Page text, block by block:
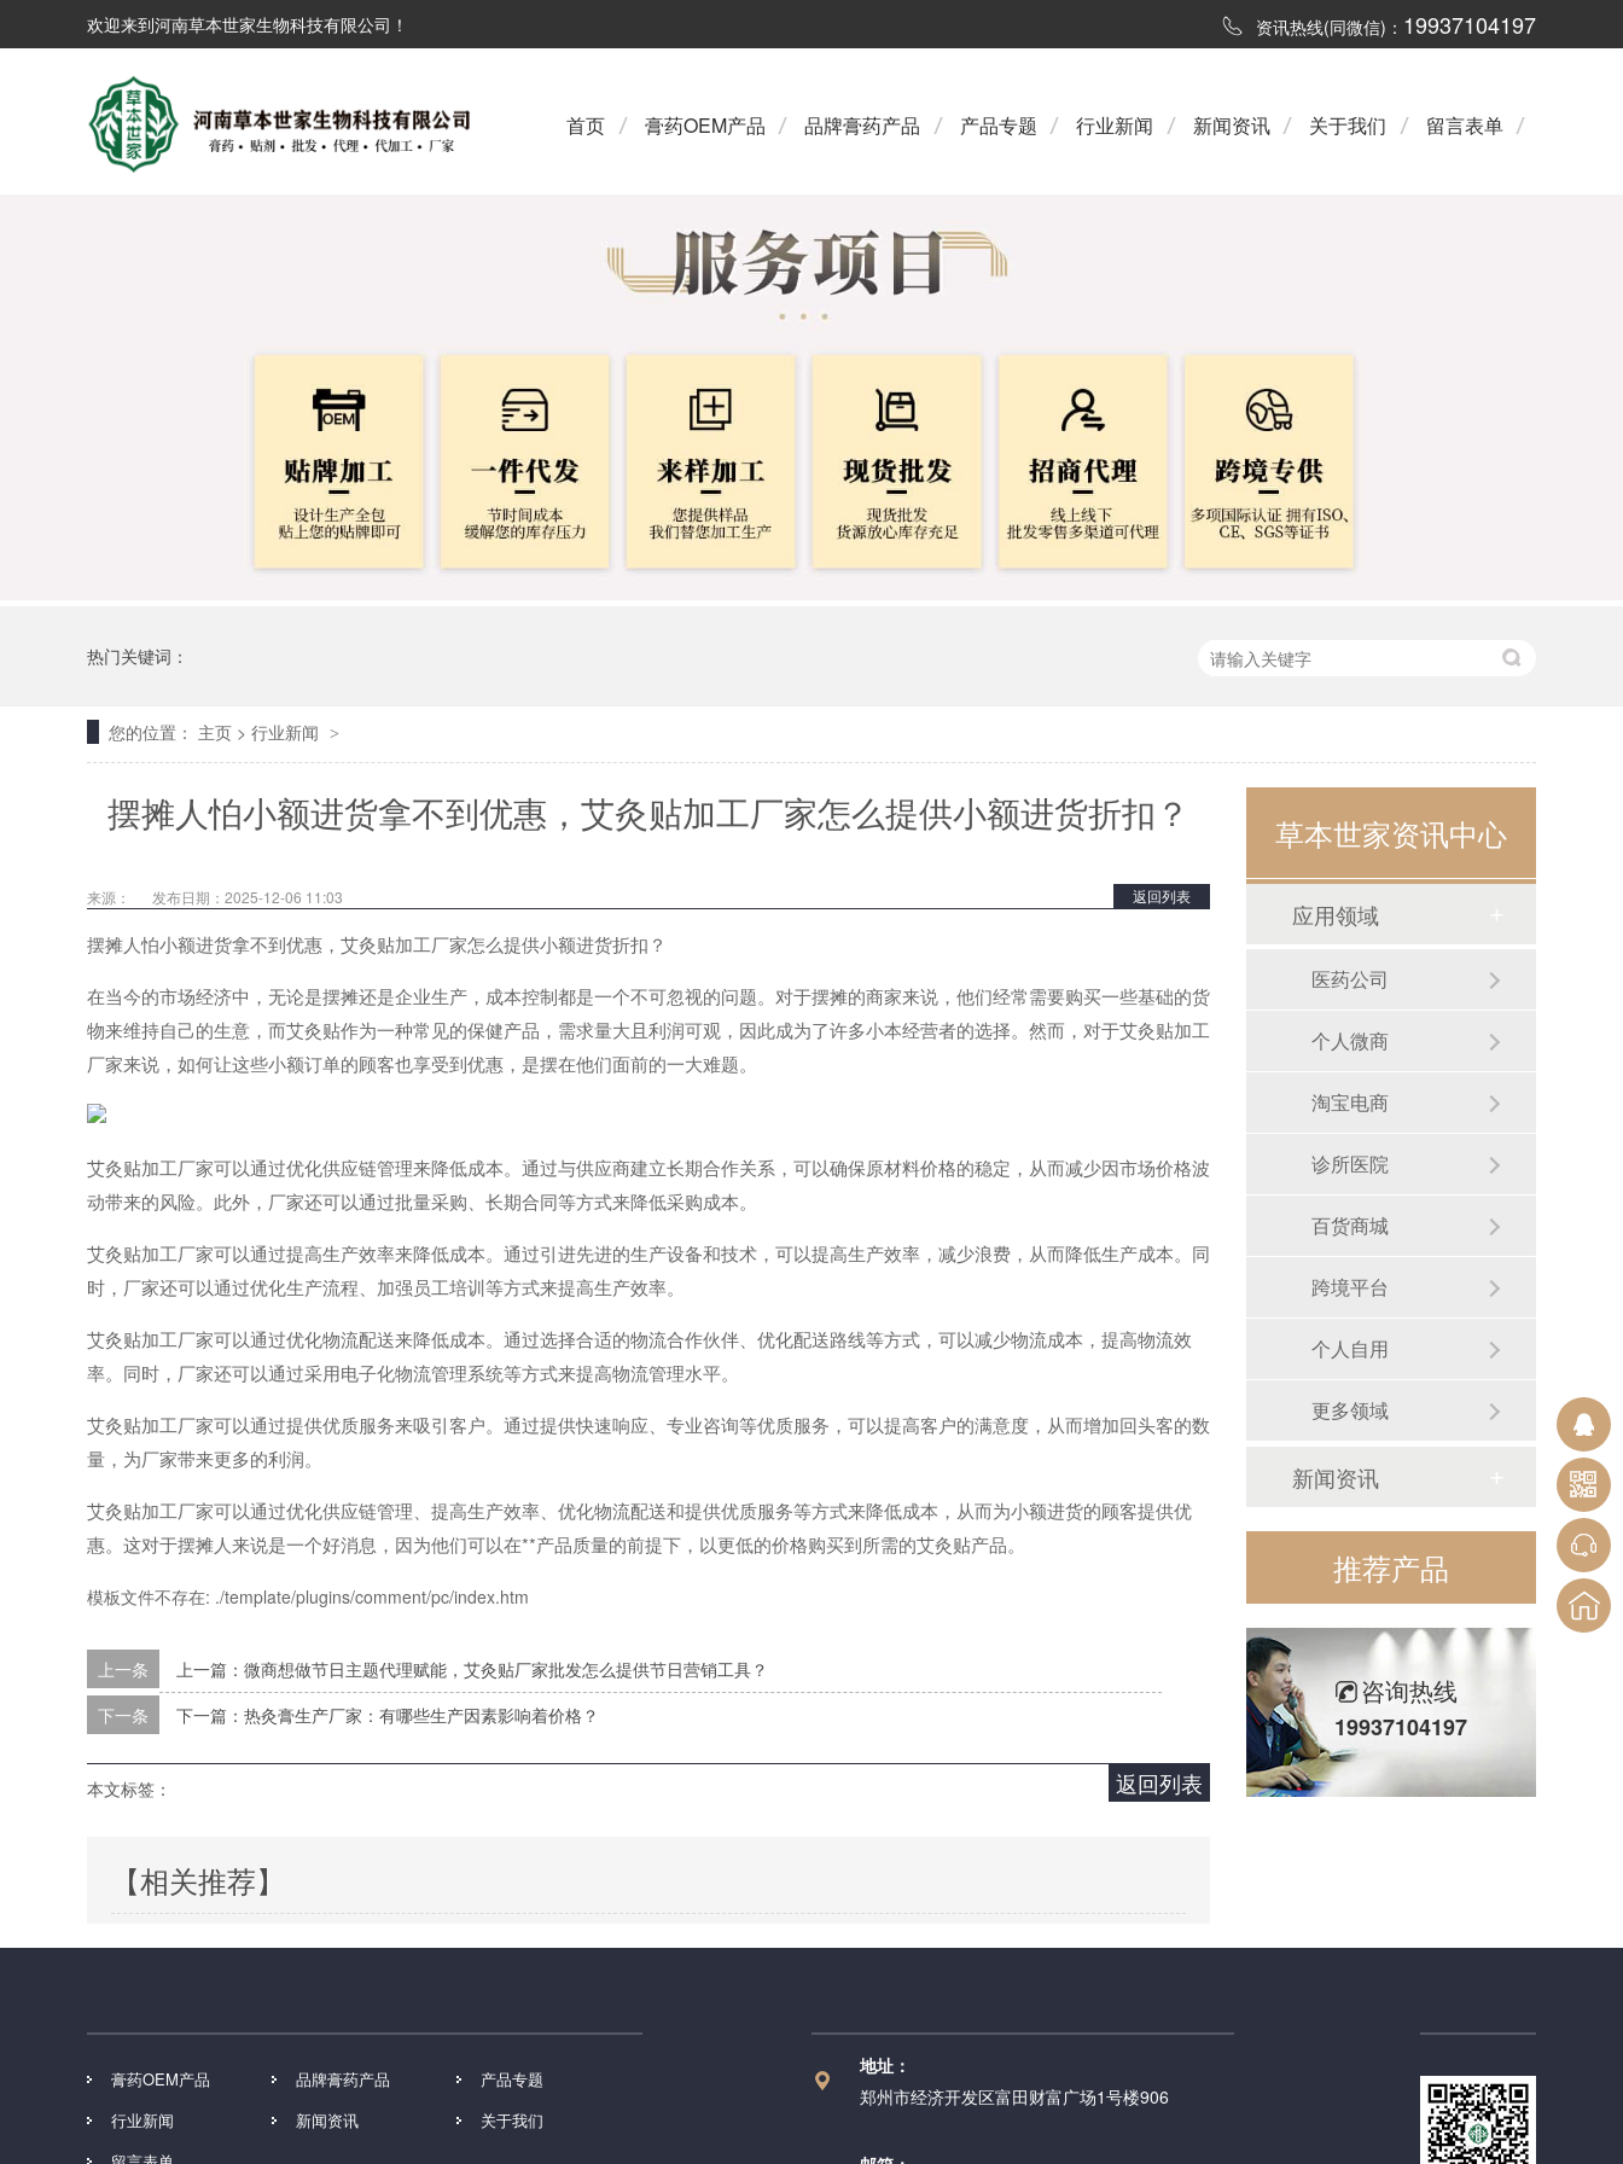
欢迎来到河南草本世家生物科技有限公司！ 资讯热线(同微信)： 19937104197
首页 膏药OEM产品 品牌膏药产品 产品专题 行业新闻 新闻资讯 关于我们 留言表单
热门关键词：
您的位置： 主页 > 行业新闻 >
摆摊人怕小额进货拿不到优惠，艾灸贴加工厂家怎么提供小额进货折扣？
返回列表
来源： 发布日期：2025-12-06 11:03
摆摊人怕小额进货拿不到优惠，艾灸贴加工厂家怎么提供小额进货折扣？
在当今的市场经济中，无论是摆摊还是企业生产，成本控制都是一个不可忽视的问题。对于摆摊的商家来说，他们经常需要购买一些基础的货
物来维持自己的生意，而艾灸贴作为一种常见的保健产品，需求量大且利润可观，因此成为了许多小本经营者的选择。然而，对于艾灸贴加工
厂家来说，如何让这些小额订单的顾客也享受到优惠，是摆在他们面前的一大难题。
艾灸贴加工厂家可以通过优化供应链管理来降低成本。通过与供应商建立长期合作关系，可以确保原材料价格的稳定，从而减少因市场价格波
动带来的风险。此外，厂家还可以通过批量采购、长期合同等方式来降低采购成本。
艾灸贴加工厂家可以通过提高生产效率来降低成本。通过引进先进的生产设备和技术，可以提高生产效率，减少浪费，从而降低生产成本。同
时，厂家还可以通过优化生产流程、加强员工培训等方式来提高生产效率。
艾灸贴加工厂家可以通过优化物流配送来降低成本。通过选择合适的物流合作伙伴、优化配送路线等方式，可以减少物流成本，提高物流效
率。同时，厂家还可以通过采用电子化物流管理系统等方式来提高物流管理水平。
艾灸贴加工厂家可以通过提供优质服务来吸引客户。通过提供快速响应、专业咨询等优质服务，可以提高客户的满意度，从而增加回头客的数
量，为厂家带来更多的利润。
艾灸贴加工厂家可以通过优化供应链管理、提高生产效率、优化物流配送和提供优质服务等方式来降低成本，从而为小额进货的顾客提供优
惠。这对于摆摊人来说是一个好消息，因为他们可以在**产品质量的前提下，以更低的价格购买到所需的艾灸贴产品。
模板文件不存在: ./template/plugins/comment/pc/index.htm
上一条
上一篇：微商想做节日主题代理赋能，艾灸贴厂家批发怎么提供节日营销工具？
下一条
下一篇：热灸膏生产厂家：有哪些生产因素影响着价格？
返回列表
本文标签：
【相关推荐】
草本世家资讯中心
应用领域
医药公司
个人微商
淘宝电商
诊所医院
百货商城
跨境平台
个人自用
更多领域
新闻资讯
推荐产品
咨询热线
19937104197
膏药OEM产品 品牌膏药产品
产品专题
行业新闻
新闻资讯
关于我们
地址：
郑州市经济开发区富田财富广场1号楼906